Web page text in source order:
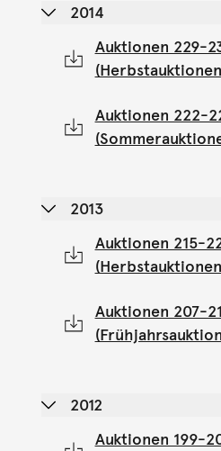
2014
Auktionen 229-
Auktionen 222-
2013
Auktionen 215-
Auktionen 207-
2012
Auktionen 199-